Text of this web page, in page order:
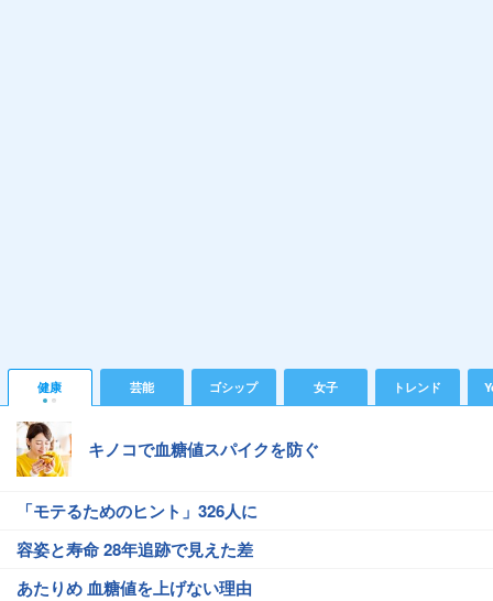
健康 芸能 ゴシップ 女子 トレンド
キノコで血糖値スパイクを防ぐ
「モテるためのヒント」326人に
容姿と寿命 28年追跡で見えた差
あたりめ 血糖値を上げない理由